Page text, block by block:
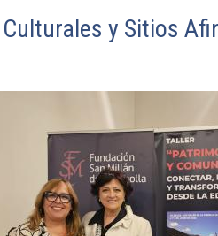
y Sitios